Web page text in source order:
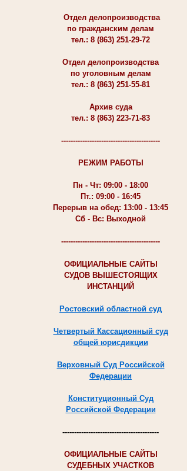
Отдел делопроизводства
по гражданским делам
тел.: 8 (863) 251-29-72
Отдел делопроизводства
по уголовным делам
тел.: 8 (863) 251-55-81
Архив суда
тел.: 8 (863) 223-71-83
------------------------------------------
РЕЖИМ РАБОТЫ
Пн - Чт: 09:00 - 18:00
Пт.: 09:00 - 16:45
Перерыв на обед: 13:00 - 13:45
Сб - Вс: Выходной
------------------------------------------
ОФИЦИАЛЬНЫЕ САЙТЫ
СУДОВ ВЫШЕСТОЯЩИХ
ИНСТАНЦИЙ
Ростовский областной суд
Четвертый Кассационный суд
общей юрисдикции
Верховный Суд Российской
Федерации
Конституционный Суд
Российской Федерации
-----------------------------------------
ОФИЦИАЛЬНЫЕ САЙТЫ
СУДЕБНЫХ УЧАСТКОВ